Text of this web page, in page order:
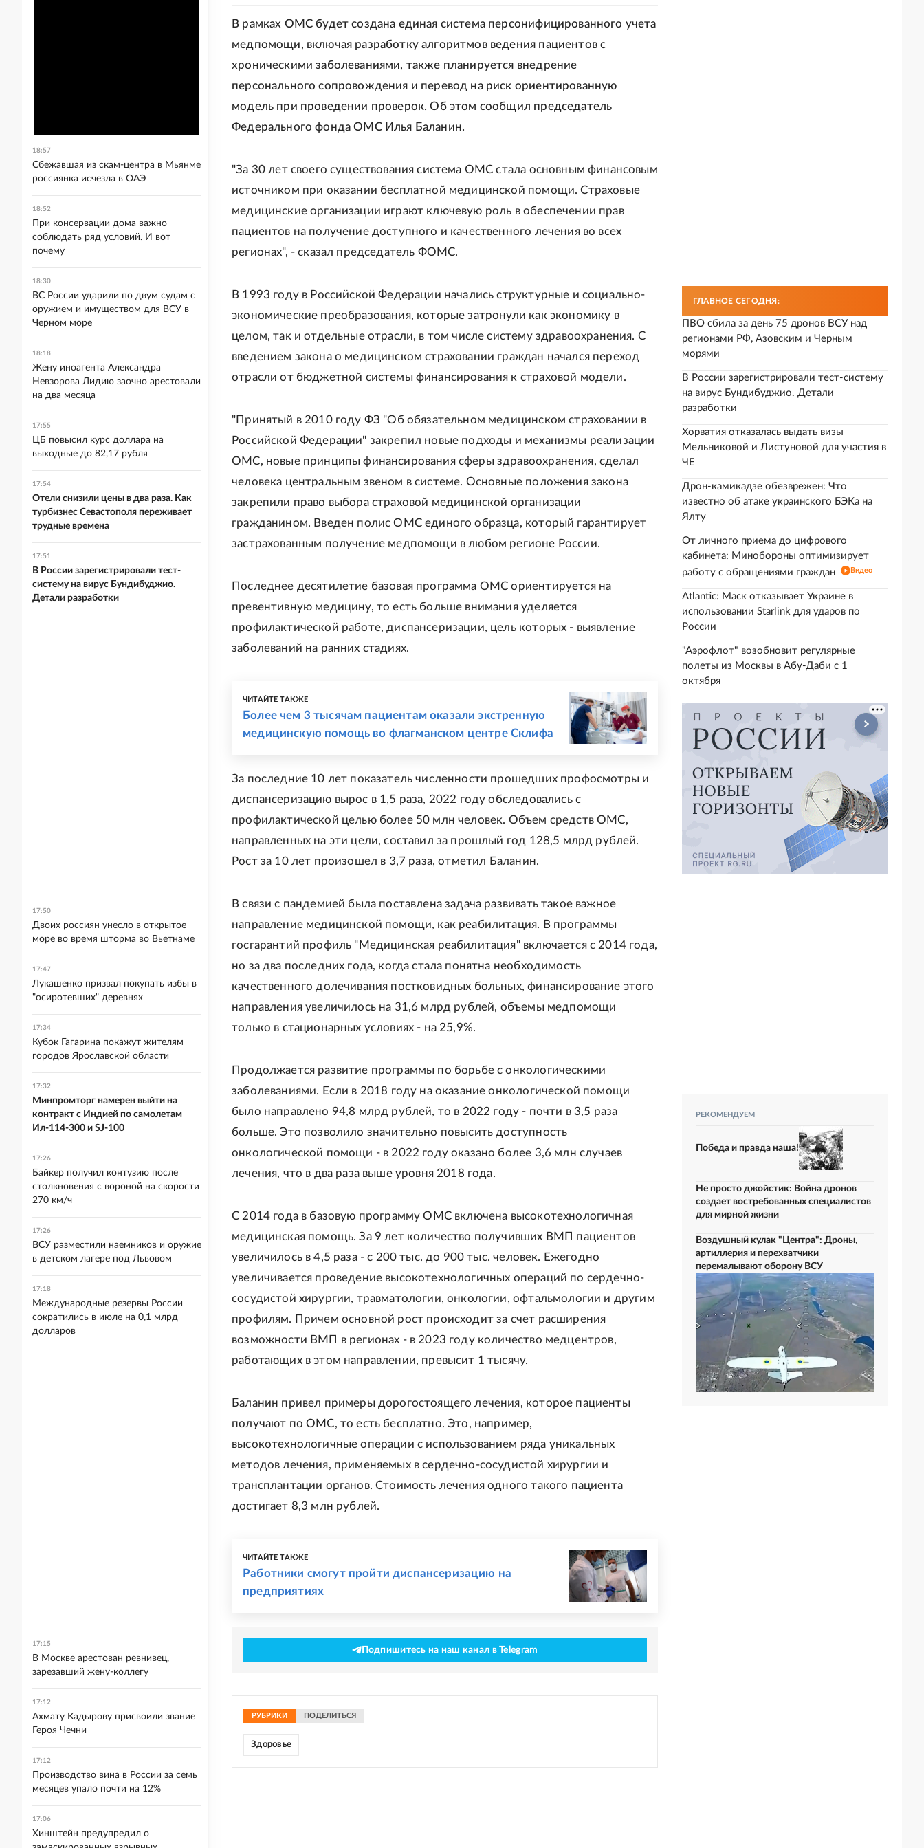
В рамках ОМС будет создана единая система персонифицированного учета
медпомощи, включая разработку алгоритмов ведения пациентов с
хроническими заболеваниями, также планируется внедрение
персонального сопровождения и перевод на риск ориентированную
модель при проведении проверок. Об этом сообщил председатель
Федерального фонда ОМС Илья Баланин.
"За 30 лет своего существования система ОМС стала основным финансовым
источником при оказании бесплатной медицинской помощи. Страховые
медицинские организации играют ключевую роль в обеспечении прав
пациентов на получение доступного и качественного лечения во всех
регионах", - сказал председатель ФОМС.
В 1993 году в Российской Федерации начались структурные и социально-
экономические преобразования, которые затронули как экономику в
целом, так и отдельные отрасли, в том числе систему здравоохранения. С
введением закона о медицинском страховании граждан начался переход
отрасли от бюджетной системы финансирования к страховой модели.
"Принятый в 2010 году ФЗ "Об обязательном медицинском страховании в
Российской Федерации" закрепил новые подходы и механизмы реализации
ОМС, новые принципы финансирования сферы здравоохранения, сделал
человека центральным звеном в системе. Основные положения закона
закрепили право выбора страховой медицинской организации
гражданином. Введен полис ОМС единого образца, который гарантирует
застрахованным получение медпомощи в любом регионе России.
Последнее десятилетие базовая программа ОМС ориентируется на
превентивную медицину, то есть больше внимания уделяется
профилактической работе, диспансеризации, цель которых - выявление
заболеваний на ранних стадиях.
ЧИТАЙТЕ ТАКЖЕ
Более чем 3 тысячам пациентам оказали экстренную
медицинскую помощь во флагманском центре Склифа
За последние 10 лет показатель численности прошедших профосмотры и
диспансеризацию вырос в 1,5 раза, 2022 году обследовались с
профилактической целью более 50 млн человек. Объем средств ОМС,
направленных на эти цели, составил за прошлый год 128,5 млрд рублей.
Рост за 10 лет произошел в 3,7 раза, отметил Баланин.
В связи с пандемией была поставлена задача развивать такое важное
направление медицинской помощи, как реабилитация. В программы
госгарантий профиль "Медицинская реабилитация" включается с 2014 года,
но за два последних года, когда стала понятна необходимость
качественного долечивания постковидных больных, финансирование этого
направления увеличилось на 31,6 млрд рублей, объемы медпомощи
только в стационарных условиях - на 25,9%.
Продолжается развитие программы по борьбе с онкологическими
заболеваниями. Если в 2018 году на оказание онкологической помощи
было направлено 94,8 млрд рублей, то в 2022 году - почти в 3,5 раза
больше. Это позволило значительно повысить доступность
онкологической помощи - в 2022 году оказано более 3,6 млн случаев
лечения, что в два раза выше уровня 2018 года.
С 2014 года в базовую программу ОМС включена высокотехнологичная
медицинская помощь. За 9 лет количество получивших ВМП пациентов
увеличилось в 4,5 раза - с 200 тыс. до 900 тыс. человек. Ежегодно
увеличивается проведение высокотехнологичных операций по сердечно-
сосудистой хирургии, травматологии, онкологии, офтальмологии и другим
профилям. Причем основной рост происходит за счет расширения
возможности ВМП в регионах - в 2023 году количество медцентров,
работающих в этом направлении, превысит 1 тысячу.
Баланин привел примеры дорогостоящего лечения, которое пациенты
получают по ОМС, то есть бесплатно. Это, например,
высокотехнологичные операции с использованием ряда уникальных
методов лечения, применяемых в сердечно-сосудистой хирургии и
трансплантации органов. Стоимость лечения одного такого пациента
достигает 8,3 млн рублей.
ЧИТАЙТЕ ТАКЖЕ
Работники смогут пройти диспансеризацию на
предприятиях
Подпишитесь на наш канал в Telegram
РУБРИКИ ПОДЕЛИТЬСЯ
Здоровье
ГЛАВНОЕ СЕГОДНЯ:
ПВО сбила за день 75 дронов ВСУ над
регионами РФ, Азовским и Черным
морями
В России зарегистрировали тест-систему
на вирус Бундибуджио. Детали
разработки
Хорватия отказалась выдать визы
Мельниковой и Листуновой для участия в
ЧЕ
Дрон-камикадзе обезврежен: Что
известно об атаке украинского БЭКа на
Ялту
От личного приема до цифрового
кабинета: Минобороны оптимизирует
работу с обращениями граждан
Видео
Atlantic: Маск отказывает Украине в
использовании Starlink для ударов по
России
"Аэрофлот" возобновит регулярные
полеты из Москвы в Абу-Даби с 1
октября
РЕКОМЕНДУЕМ
Победа и правда наша!
Не просто джойстик: Война дронов
создает востребованных специалистов
для мирной жизни
Воздушный кулак "Центра": Дроны,
артиллерия и перехватчики
перемалывают оборону ВСУ
18:57
Сбежавшая из скам-центра в Мьянме
россиянка исчезла в ОАЭ
18:52
При консервации дома важно
соблюдать ряд условий. И вот
почему
18:30
ВС России ударили по двум судам с
оружием и имуществом для ВСУ в
Черном море
18:18
Жену иноагента Александра
Невзорова Лидию заочно арестовали
на два месяца
17:55
ЦБ повысил курс доллара на
выходные до 82,17 рубля
17:54
Отели снизили цены в два раза. Как
турбизнес Севастополя переживает
трудные времена
17:51
В России зарегистрировали тест-
систему на вирус Бундибуджио.
Детали разработки
17:50
Двоих россиян унесло в открытое
море во время шторма во Вьетнаме
17:47
Лукашенко призвал покупать избы в
"осиротевших" деревнях
17:34
Кубок Гагарина покажут жителям
городов Ярославской области
17:32
Минпромторг намерен выйти на
контракт с Индией по самолетам
Ил-114-300 и SJ-100
17:26
Байкер получил контузию после
столкновения с вороной на скорости
270 км/ч
17:26
ВСУ разместили наемников и оружие
в детском лагере под Львовом
17:18
Международные резервы России
сократились в июле на 0,1 млрд
долларов
17:15
В Москве арестован ревнивец,
зарезавший жену-коллегу
17:12
Ахмату Кадырову присвоили звание
Героя Чечни
17:12
Производство вина в России за семь
месяцев упало почти на 12%
17:06
Хинштейн предупредил о